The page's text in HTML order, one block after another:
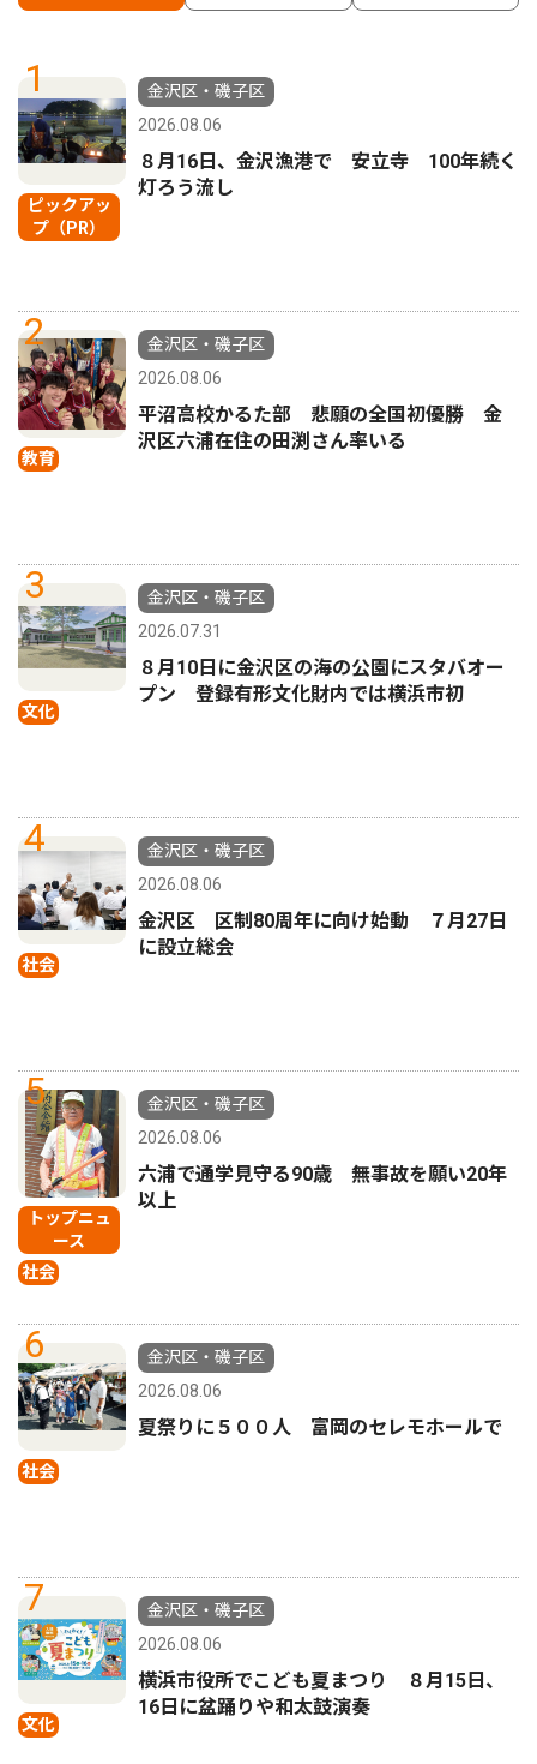
1
ピックアッ
プ（PR）
金沢区・磯子区
2026.08.06
８月16日、金沢漁港で 安立寺 100年続く
灯ろう流し
2
教育
金沢区・磯子区
2026.08.06
平沼高校かるた部 悲願の全国初優勝 金
沢区六浦在住の田渕さん率いる
3
文化
金沢区・磯子区
2026.07.31
８月10日に金沢区の海の公園にスタバオー
プン 登録有形文化財内では横浜市初
4
社会
金沢区・磯子区
2026.08.06
金沢区 区制80周年に向け始動 ７月27日
に設立総会
5
トップニュ
ース
社会
金沢区・磯子区
2026.08.06
六浦で通学見守る90歳 無事故を願い20年
以上
6
社会
金沢区・磯子区
2026.08.06
夏祭りに５００人 富岡のセレモホールで
7
文化
金沢区・磯子区
2026.08.06
横浜市役所でこども夏まつり ８月15日、
16日に盆踊りや和太鼓演奏